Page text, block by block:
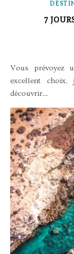
7
Vous prévoyez un séjour à Porto ? Au-delà d’être un
excellent choix,
découvrir…